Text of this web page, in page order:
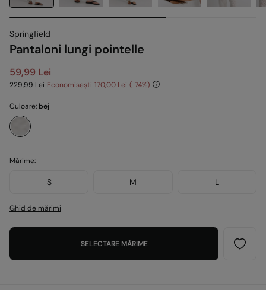
Springfield
Pantaloni lungi pointelle
59,99 Lei
229,99 Lei Economisești 170,00 Lei 74
Culoare:bej
Mărime:
S M L
Ghid de mărimi
SELECTARE MĂRIME